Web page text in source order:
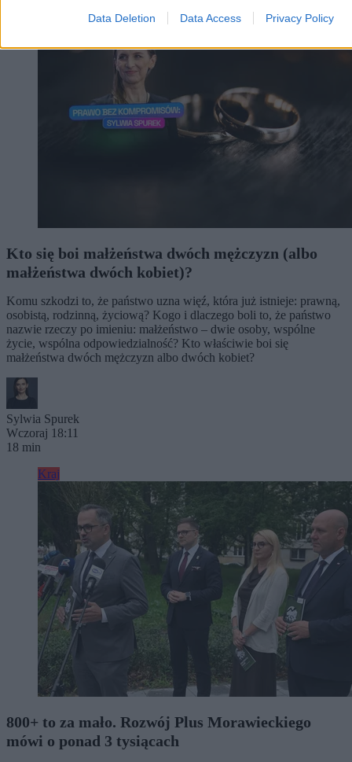
Data Deletion Data Access Privacy Policy
Kto się boi małżeństwa dwóch mężczyzn (albo
małżeństwa dwóch kobiet)?
Komu szkodzi to, że państwo uzna więź, która już istnieje: prawną,
osobistą, rodzinną, życiową? Kogo i dlaczego boli to, że państwo
nazwie rzeczy po imieniu: małżeństwo – dwie osoby, wspólne
życie, wspólna odpowiedzialność? Kto właściwie boi się
małżeństwa dwóch mężczyzn albo dwóch kobiet?
Sylwia Spurek
Wczoraj 18:11
18 min
Kraj
800+ to za mało. Rozwój Plus Morawieckiego
mówi o ponad 3 tysiącach